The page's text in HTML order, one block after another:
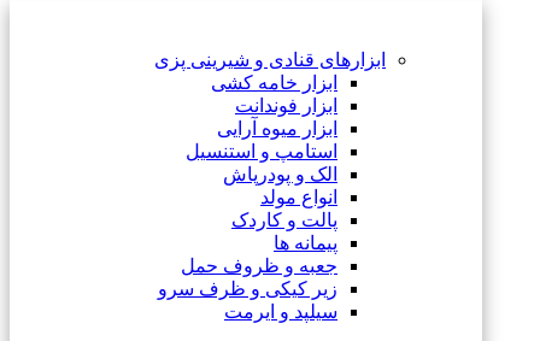
ابزارهای قنادی و شیرینی پزی
ابزار خامه کشی
ابزار فوندانت
ابزار میوه آرایی
استامپ و استنسیل
الک و پودرپاش
انواع مولد
پالت و کاردک
پیمانه ها
جعبه و ظروف حمل
زیر کیکی و ظرف سرو
سیلپد و ایرمت